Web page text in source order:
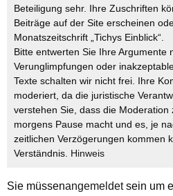
Beteiligung sehr. Ihre Zuschriften
Beiträge auf der Site erscheinen
Monatszeitschrift „Tichys Einblick“.
Bitte entwerten Sie Ihre Argumente
Verunglimpfungen oder
Texte schalten wir nicht frei. Ihre
moderiert, da die juristische
verstehen Sie, dass die Moderation
morgens Pause macht und es, je
zeitlichen Verzögerungen kommen
Verständnis. Hinweis
Sie müssenangemeldetsein um